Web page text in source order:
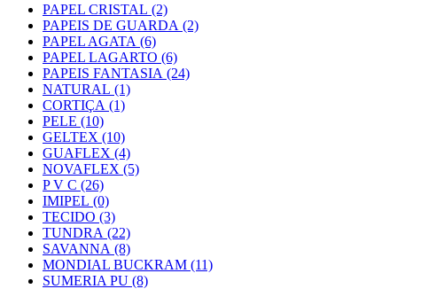
PAPEL CRISTAL (2)
PAPEIS DE GUARDA (2)
PAPEL AGATA (6)
PAPEL LAGARTO (6)
PAPEIS FANTASIA (24)
NATURAL (1)
CORTIÇA (1)
PELE (10)
GELTEX (10)
GUAFLEX (4)
NOVAFLEX (5)
P V C (26)
IMIPEL (0)
TECIDO (3)
TUNDRA (22)
SAVANNA (8)
MONDIAL BUCKRAM (11)
SUMERIA PU (8)